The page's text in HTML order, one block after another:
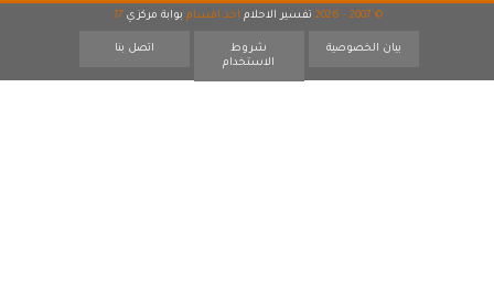
© 2007 - 2026 تفسير الاحلام احد اقسام بوابة مركزي 17
بيان الخصوصية
شروط
الاستخدام
اتصل بنا